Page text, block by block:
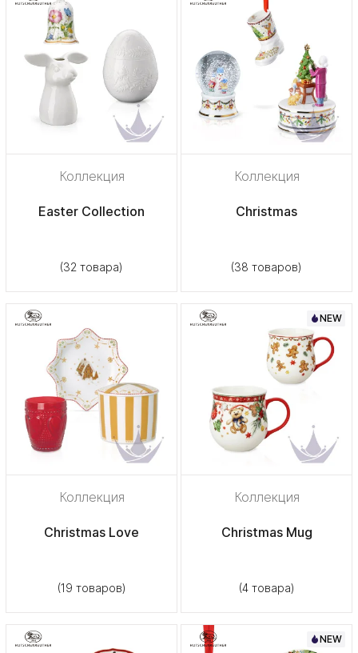
Коллекция
Easter Collection
(32 товара)
Коллекция
Christmas
(38 товаров)
Коллекция
Christmas Love
(19 товаров)
NEW
Коллекция
Christmas Mug
(4 товара)
NEW